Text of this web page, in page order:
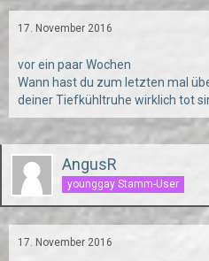
17. November 2016
vor ein paar Wochen
Wann hast du zum letzten mal
deiner Tiefkühltruhe wirklich tot
AngusR
younggay Stamm-User
17. November 2016